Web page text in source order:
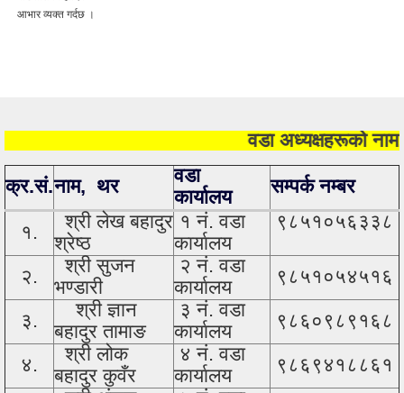
आभार व्यक्त गर्दछ ।
वडा अध्यक्षहरूको नाम,
क्र.सं.नाम, थर
वडा
कार्यालय
सम्पर्क नम्बर
१.
श्री लेख बहादुर
श्रेष्ठ
१ नं. वडा
कार्यालय
९८५१०५६३३८
२.
श्री सुजन
भण्डारी
२ नं. वडा
कार्यालय
९८५१०५४५१६
३.
श्री ज्ञान
बहादुर तामाङ
३ नं. वडा
कार्यालय
९८६०९८९१६८
४.
श्री लोक
बहादुर कुवँर
४ नं. वडा
कार्यालय
९८६९४१८८६१